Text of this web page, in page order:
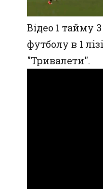
Відео 1 тайму
футболу в 1
"Тривалети".